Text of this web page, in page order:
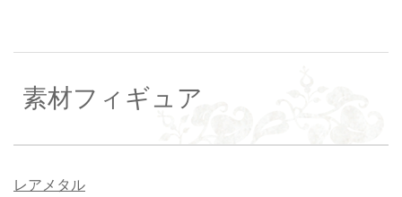
素材フィギュア
レアメタル